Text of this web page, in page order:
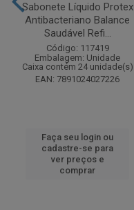
Sabonete Líquido Protex
Antibacteriano Balance
Saudável Refi...
Código: 117419
Embalagem: Unidade
Caixa contém 24 unidade(s)
EAN: 7891024027226
Faça seu login ou
cadastre-se para
ver preços e
comprar